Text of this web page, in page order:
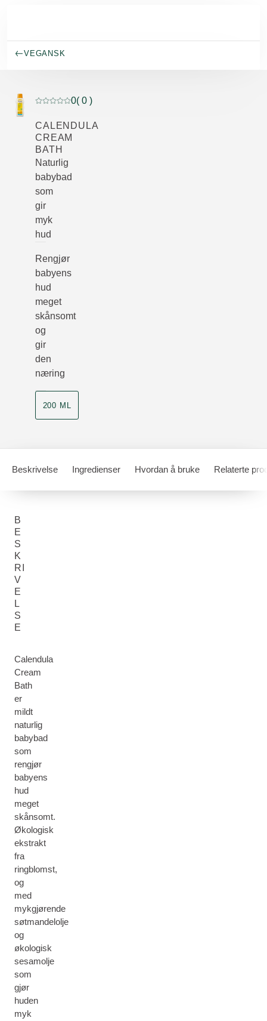
VEGANSK
Current rating: 0 out of 5 stars rated by 0 customers
0( 0 )
CALENDULA
CREAM
BATH
Naturlig
babybad
som
gir
myk
hud
Rengjør
babyens
hud
meget
skånsomt
og
gir
den
næring
200 ML
Beskrivelse Ingredienser Hvordan å bruke Relaterte
B
E
S
K
RI
V
E
L
S
E
Calendula
Cream
Bath
er
mildt
naturlig
babybad
som
rengjør
babyens
hud
meget
skånsomt.
Økologisk
ekstrakt
fra
ringblomst,
og
med
mykgjørende
søtmandelolje
og
økologisk
sesamolje
som
gjør
huden
myk